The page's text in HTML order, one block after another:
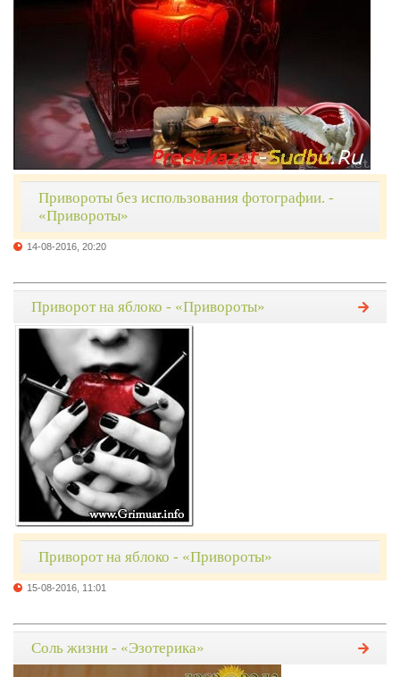
Привороты без использования фотографии. -
«Привороты»
14-08-2016, 20:20
Приворот на яблоко - «Привороты»
Приворот на яблоко - «Привороты»
15-08-2016, 11:01
Соль жизни - «Эзотерика»